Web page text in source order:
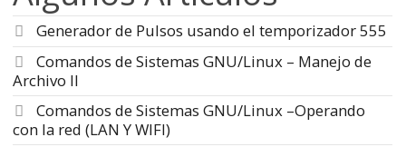
Generador de Pulsos usando el temporizador 555
Comandos de Sistemas GNU/Linux – Manejo de
Archivo II
Comandos de Sistemas GNU/Linux –Operando
con la red (LAN Y WIFI)